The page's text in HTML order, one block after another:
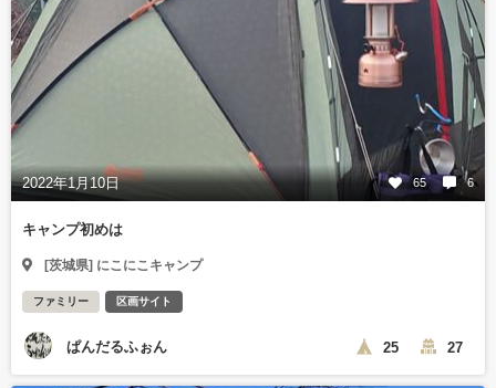
2022年1月10日 65 6
キャンプ初めは
[茨城県] にこにこキャンプ
ファミリー 区画サイト
ぱんだるふぉん 25 27